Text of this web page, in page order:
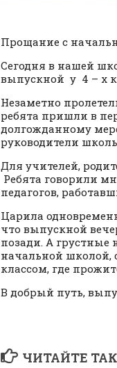
Прощание с
Сегодня в нашей
выпускной у 4 – х
Незаметно
ребята пришли в
долгожданному
руководители
Для учителей,
Ребята говорили
педагогов,
Царила
что выпускной
позади. А грустные
начальной школой,
классом, где
В добрый путь,
ЧИТАЙТЕ